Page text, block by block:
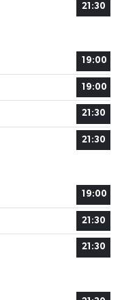
21:30
19:00
19:00
21:30
21:30
19:00
21:30
21:30